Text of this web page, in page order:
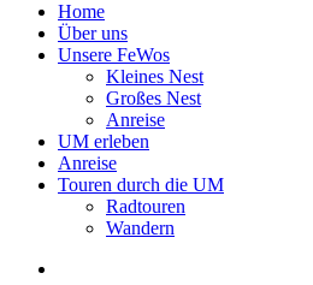
Home
Über uns
Unsere FeWos
Kleines Nest
Großes Nest
Anreise
UM erleben
Anreise
Touren durch die UM
Radtouren
Wandern